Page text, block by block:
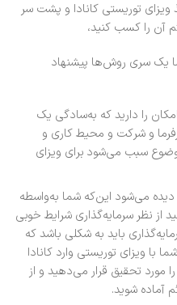
ویزای توریستی کانادا و پشت سر
آن را کسب کنید،
یک سری روش‌ها پیشنهاد
را دارید که به‌سادگی یک
و شرکت و محیط کاری و
سبب می‌شود برای ویزای
دیده می‌شود این‌که شما به‌واسطه
از نظر سرمایه‌گذاری شرایط خوبی
باید به شکلی باشد که
با ویزای توریستی وارد کانادا
مورد تحقیق قرار می‌دهید و از
آماده شوید.